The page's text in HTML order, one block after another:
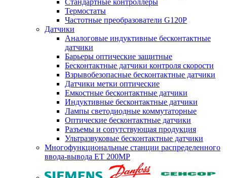
Стандартные контроллеры
Термостаты
Частотные преобразователи G120P
Датчики
Аналоговые индуктивные бесконтактные
датчики
Барьеры оптические защитные
Бесконтактные датчики контроля скорости
Взрывобезопасные бесконтактные датчики
Датчики метки оптические
Емкостные бесконтактные датчики
Индуктивные бесконтактные датчики
Лампы светодиодные коммутаторные
Оптические бесконтактные датчики
Разъемы и сопутствующая продукция
Ультразвуковые бесконтактные датчики
Многофункциональные станции распределенного
ввода-вывода ET 200MP